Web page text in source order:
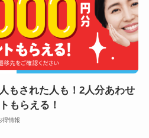
もされた人も！2人分あわせ
もらえる！
得情報